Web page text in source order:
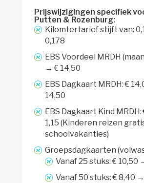
Prijswijzigingen specifiek
Putten & Rozenburg:
Kilomtertarief stijft van:
0,178
EBS Voordeel MRDH
→ € 14,50
EBS Dagkaart MRDH: €
14,50
EBS Dagkaart Kind MRDH:
1,15 (Kinderen reizen
schoolvakanties)
Groepsdagkaarten
Vanaf 25 stuks: € 10,50
Vanaf 50 stuks: € 8,40